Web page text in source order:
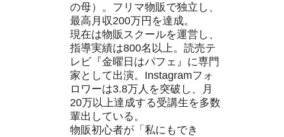
の母）。フリマ物販で独立し、
最高月収200万円を達成。
現在は物販スクールを運営し、
指導実績は800名以上。読売テ
レビ『金曜日はパフェ』に専門
家として出演。Instagramフォ
ロワーは3.8万人を突破し、月
20万以上達成する受講生を多数
輩出している。
物販初心者が「私にもでき